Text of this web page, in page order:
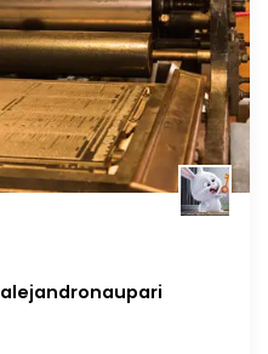
alejandronaupari